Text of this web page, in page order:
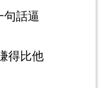
話逼
得比他